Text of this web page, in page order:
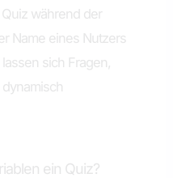
während der
Name eines Nutzers
sich Fragen,
ein Quiz?